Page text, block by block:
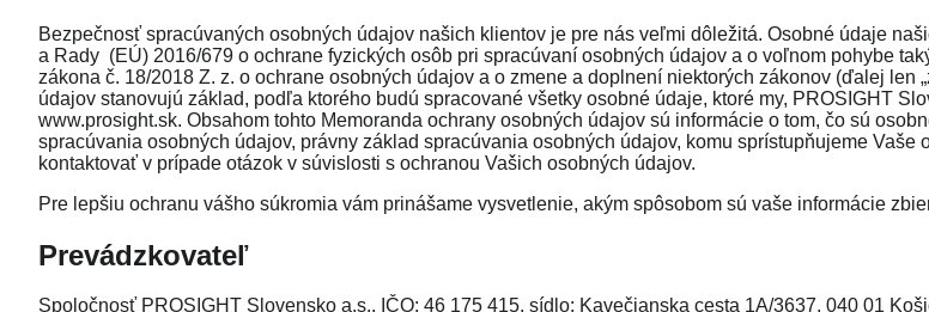
Bezpečnosť spracúvaných osobných údajov našich klientov je pre nás veľmi dôležitá. Osobné údaje
a Rady (EÚ) 2016/679 o ochrane fyzických osôb pri spracúvaní osobných údajov a o voľnom pohybe
zákona č. 18/2018 Z. z. o ochrane osobných údajov a o zmene a doplnení niektorých zákonov (ďalej len „
údajov stanovujú základ, podľa ktorého budú spracované všetky osobné údaje, ktoré my, PROSIGHT
www.prosight.sk. Obsahom tohto Memoranda ochrany osobných údajov sú informácie o tom, čo sú
spracúvania osobných údajov, právny základ spracúvania osobných údajov, komu sprístupňujeme
kontaktovať v prípade otázok v súvislosti s ochranou Vašich osobných údajov.
Pre lepšiu ochranu vášho súkromia vám prinášame vysvetlenie, akým spôsobom sú vaše informácie
Prevádzkovateľ
Spoločnosť PROSIGHT Slovensko a.s., IČO: 46 175 415, sídlo: Kavečianska cesta 1A/3637, 040 01